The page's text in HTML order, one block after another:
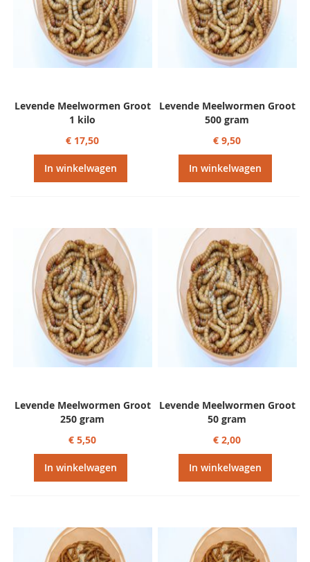
Levende Meelwormen Groot
1 kilo
€ 17,50
In winkelwagen
Levende Meelwormen Groot
500 gram
€ 9,50
In winkelwagen
Levende Meelwormen Groot
250 gram
€ 5,50
In winkelwagen
Levende Meelwormen Groot
50 gram
€ 2,00
In winkelwagen